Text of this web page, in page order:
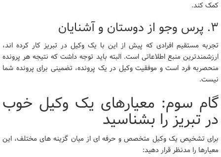
کمک کند.
۳. پرس وجو از دوستان و آشنایان
تجربه مستقیم افرادی که پیش از این با یک وکیل در تبریز کار کرده اند،
ارزشمندترین منبع اطلاعاتی است. البته باید توجه داشت که نتیجه هر پرونده
منحصربه فرد است و موفقیت وکیل در یک پرونده، تضمینی برای پرونده شما
نیست.
گام سوم: معیارهای یک وکیل خوب
در تبریز را بشناسید
برای تشخیص یک وکیل متخصص و حرفه ای از میان گزینه های مختلف، این
معیارها را مدنظر قرار دهید: